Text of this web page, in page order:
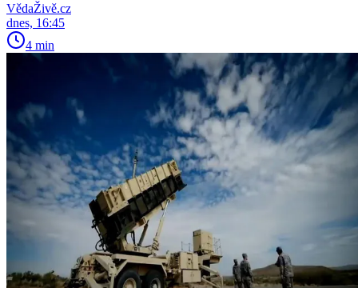
VědaŽivě.cz
dnes, 16:45
4 min